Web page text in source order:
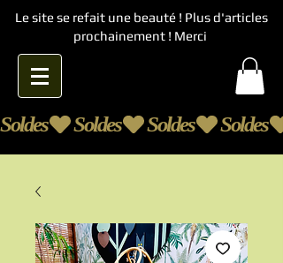
Le site se refait une beauté ! Plus d'articles
prochainement ! Merci
Soldes